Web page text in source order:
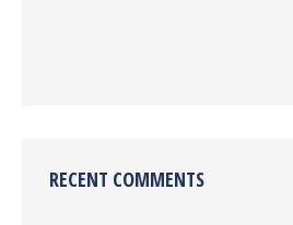
RECENT COMMENTS